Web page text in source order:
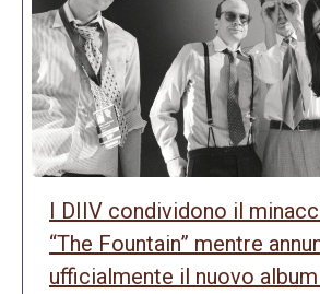
I DIIV condividono il
“The Fountain” mentre
ufficialmente il nuovo album